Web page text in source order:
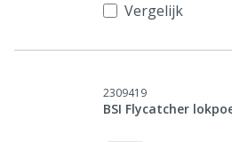
Vergelijk
2309419
BSI Flycatcher